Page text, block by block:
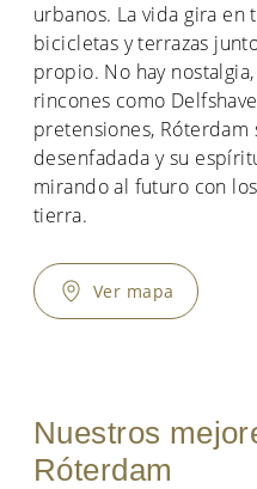
urbanos. La vida gira en
bicicletas y terrazas
propio. No hay
rincones como
pretensiones,
desenfadada y su
mirando al futuro con
tierra.
Ver mapa
Nuestros
Róterdam